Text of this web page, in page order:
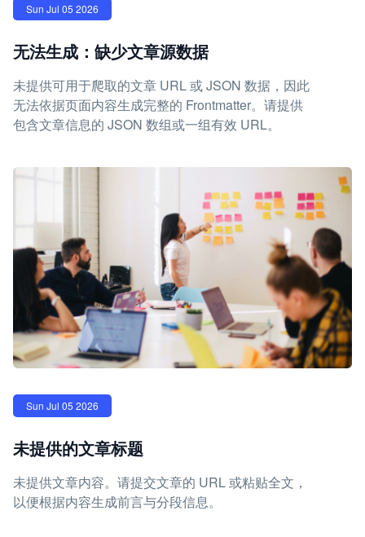
Sun Jul 05 2026
无法生成：缺少文章源数据
未提供可用于爬取的文章 URL 或 JSON 数据，因此
无法依据页面内容生成完整的 Frontmatter。请提供
包含文章信息的 JSON 数组或一组有效 URL。
Sun Jul 05 2026
未提供的文章标题
未提供文章内容。请提交文章的 URL 或粘贴全文，
以便根据内容生成前言与分段信息。